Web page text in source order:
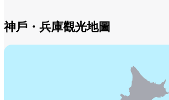
神戶・兵庫觀光地圖